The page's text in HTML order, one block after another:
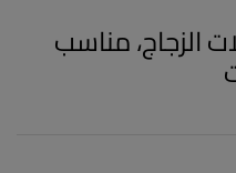
الزجاج، مناسب